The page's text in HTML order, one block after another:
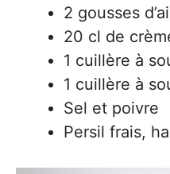
2 gousses
20 cl de
1 cuillère à
1 cuillère à
Sel et poivre
Persil frais,